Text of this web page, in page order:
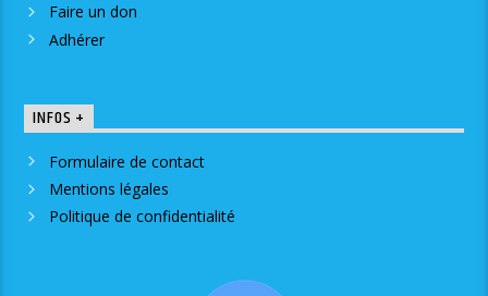
Faire un don
Adhérer
INFOS +
Formulaire de contact
Mentions légales
Politique de confidentialité